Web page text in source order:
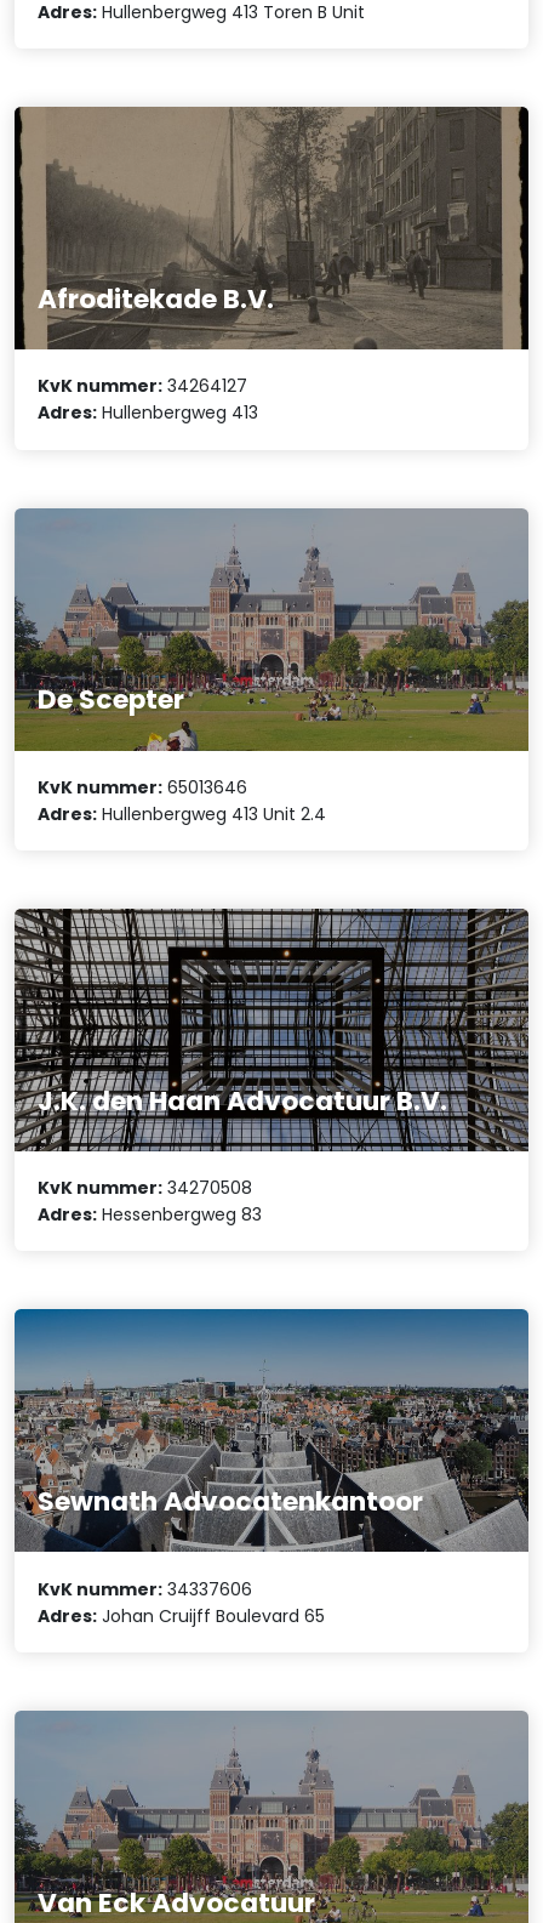
Adres: Hullenbergweg 413 Toren B Unit
Afroditekade B.V.
KvK nummer: 34264127
Adres: Hullenbergweg 413
De Scepter
KvK nummer: 65013646
Adres: Hullenbergweg 413 Unit 2.4
J.K. den Haan Advocatuur B.V.
KvK nummer: 34270508
Adres: Hessenbergweg 83
Sewnath Advocatenkantoor
KvK nummer: 34337606
Adres: Johan Cruijff Boulevard 65
Van Eck Advocatuur